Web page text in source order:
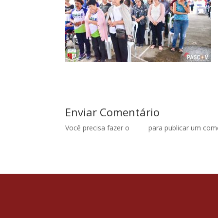
Enviar Comentário
Você precisa fazer o para publicar um